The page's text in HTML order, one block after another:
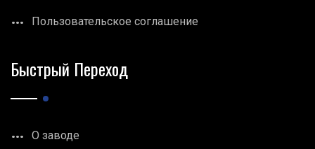
Пользовательское соглашение
Быстрый Переход
О заводе